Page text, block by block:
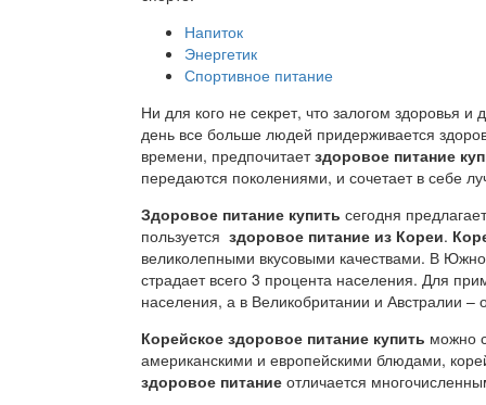
Напиток
Энергетик
Спортивное питание
Ни для кого не секрет, что залогом здоровья
день все больше людей придерживается
времени, предпочитаетздоровое питание
передаются поколениями, и сочетает в себе
Здоровое питание купить сегодня
пользуется здоровое питание из Кореи.
великолепными вкусовыми качествами. В
страдает всего 3 процента населения. Для
населения, а в Великобритании и Австралии –
Корейское здоровое питание купить можно
американскими и европейскими блюдами,
здоровое питание отличается